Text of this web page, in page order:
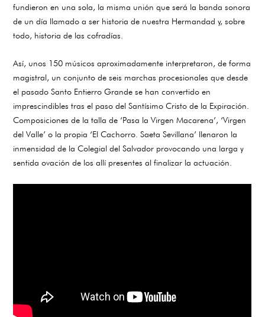
fundieron en una sola, la misma unión que será la banda sonora
de un día llamado a ser historia de nuestra Hermandad y, sobre
todo, historia de las cofradías.
Así, unos 150 músicos aproximadamente interpretaron, de forma
magistral, un conjunto de seis marchas procesionales que desde
el pasado Santo Entierro Grande se han convertido en
imprescindibles tras el paso del Santísimo Cristo de la Expiración.
Composiciones de la talla de ‘Pasa la Virgen Macarena’, ‘Virgen
del Valle’ o la propia ‘El Cachorro. Saeta Sevillana’ llenaron la
inmensidad de la Colegial del Salvador provocando una larga y
sentida ovación de los allí presentes al finalizar la actuación.